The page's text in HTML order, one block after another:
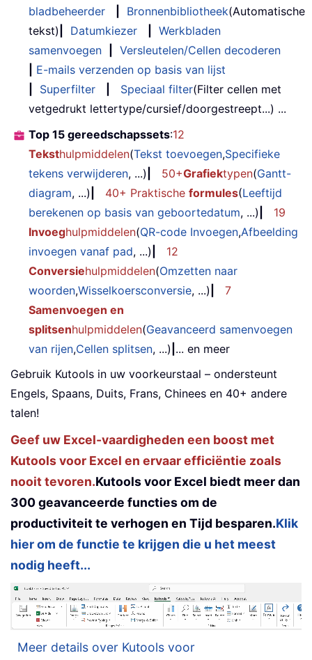
bladbeheerder
Bronnenbibliotheek(Automatische
tekst)
Datumkiezer
Werkbladen
samenvoegen
Versleutelen/Cellen decoderen
E-mails verzenden op basis van lijst
Superfilter Speciaal filter(Filter cellen met
vetgedrukt lettertype/cursief/doorgestreept...) ...
Top 15 gereedschapssets:12
Teksthulpmiddelen(Tekst toevoegen,Specifieke
tekens verwijderen, ...) 50+Grafiektypen(Gantt-
diagram, ...) 40+ Praktische formules(Leeftijd
berekenen op basis van geboortedatum, ...)
19
Invoeghulpmiddelen(QR-code Invoegen,Afbeelding
invoegen vanaf pad, ...)
12
Conversiehulpmiddelen(Omzetten naar
woorden,Wisselkoersconversie, ...)
7
Samenvoegen en
splitsenhulpmiddelen(Geavanceerd samenvoegen
van rijen,Cellen splitsen, ...) ... en meer
Gebruik Kutools in uw voorkeurstaal – ondersteunt
Engels, Spaans, Duits, Frans, Chinees en 40+ andere
talen!
Geef uw Excel-vaardigheden een boost met
Kutools voor Excel en ervaar efficiëntie zoals
nooit tevoren.Kutools voor Excel biedt meer dan
300 geavanceerde functies om de
productiviteit te verhogen en Tijd besparen.Klik
hier om de functie te krijgen die u het meest
nodig heeft...
Meer details over Kutools voor